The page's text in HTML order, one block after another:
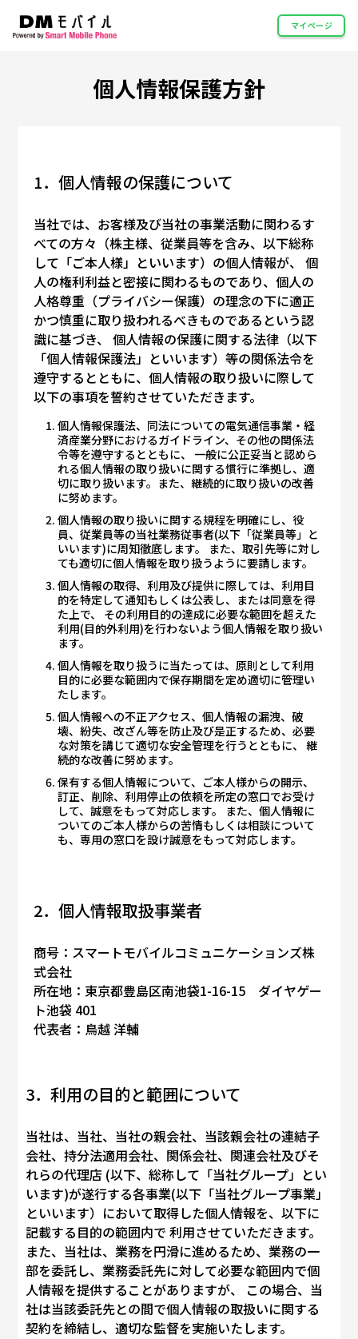
マイページ
個人情報保護方針
1．個人情報の保護について
当社では、お客様及び当社の事業活動に関わるす
べての方々（株主様、従業員等を含み、以下総称
して「ご本人様」といいます）の個人情報が、 個
人の権利利益と密接に関わるものであり、個人の
人格尊重（プライバシー保護）の理念の下に適正
かつ慎重に取り扱われるべきものであるという認
識に基づき、 個人情報の保護に関する法律（以下
「個人情報保護法」といいます）等の関係法令を
遵守するとともに、個人情報の取り扱いに際して
以下の事項を誓約させていただきます。
個人情報保護法、同法についての電気通信事業・経
済産業分野におけるガイドライン、その他の関係法
令等を遵守するとともに、 一般に公正妥当と認めら
れる個人情報の取り扱いに関する慣行に準拠し、適
切に取り扱います。また、継続的に取り扱いの改善
に努めます。
個人情報の取り扱いに関する規程を明確にし、役
員、従業員等の当社業務従事者(以下「従業員等」と
いいます)に周知徹底します。 また、取引先等に対し
ても適切に個人情報を取り扱うように要請します。
個人情報の取得、利用及び提供に際しては、利用目
的を特定して通知もしくは公表し、または同意を得
た上で、 その利用目的の達成に必要な範囲を超えた
利用(目的外利用)を行わないよう個人情報を取り扱い
ます。
個人情報を取り扱うに当たっては、原則として利用
目的に必要な範囲内で保存期間を定め適切に管理い
たします。
個人情報への不正アクセス、個人情報の漏洩、破
壊、紛失、改ざん等を防止及び是正するため、必要
な対策を講じて適切な安全管理を行うとともに、 継
続的な改善に努めます。
保有する個人情報について、ご本人様からの開示、
訂正、削除、利用停止の依頼を所定の窓口でお受け
して、誠意をもって対応します。 また、個人情報に
ついてのご本人様からの苦情もしくは相談について
も、専用の窓口を設け誠意をもって対応します。
2．個人情報取扱事業者
商号：スマートモバイルコミュニケーションズ株
式会社
所在地：東京都豊島区南池袋1-16-15 ダイヤゲー
ト池袋 401
代表者：鳥越 洋輔
3．利用の目的と範囲について
当社は、当社、当社の親会社、当該親会社の連結子
会社、持分法適用会社、関係会社、関連会社及びそ
れらの代理店 (以下、総称して「当社グループ」とい
います)が遂行する各事業(以下「当社グループ事業」
といいます）において取得した個人情報を、以下に
記載する目的の範囲内で 利用させていただきます。
また、当社は、業務を円滑に進めるため、業務の一
部を委託し、業務委託先に対して必要な範囲内で個
人情報を提供することがありますが、 この場合、当
社は当該委託先との間で個人情報の取扱いに関する
契約を締結し、適切な監督を実施いたします。